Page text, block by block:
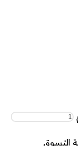
التسوق